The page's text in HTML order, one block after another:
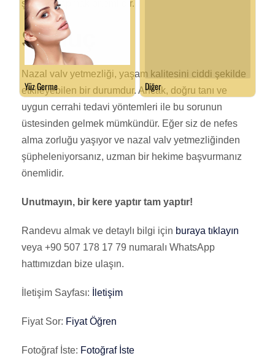
şekilde yapmak önemlidir.
Sonuç
Nazal valv yetmezliği, yaşam kalitesini ciddi şekilde
etkileyebilen bir durumdur. Ancak, doğru tanı ve
uygun cerrahi tedavi yöntemleri ile bu sorunun
üstesinden gelmek mümkündür. Eğer siz de nefes
alma zorluğu yaşıyor ve nazal valv yetmezliğinden
şüpheleniyorsanız, uzman bir hekime başvurmanız
önemlidir.
Unutmayın, bir kere yaptır tam yaptır!
Randevu almak ve detaylı bilgi için buraya tıklayın
veya +90 507 178 17 79 numaralı WhatsApp
hattımızdan bize ulaşın.
İletişim Sayfası: İletişim
Fiyat Sor: Fiyat Öğren
Fotoğraf İste: Fotoğraf İste